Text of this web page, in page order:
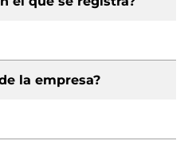
la empresa?